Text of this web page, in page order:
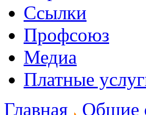
Ссылки
Профсоюз
Медиа
Платные
Главная
Общие